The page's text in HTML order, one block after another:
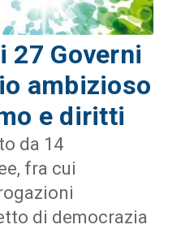
27 Governi
ambizioso
e diritti
da 14
fra cui
di democrazia